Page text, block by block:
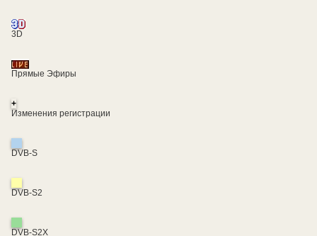
3D
Прямые Эфиры
+
Изменения регистрации
DVB-S
DVB-S2
DVB-S2X